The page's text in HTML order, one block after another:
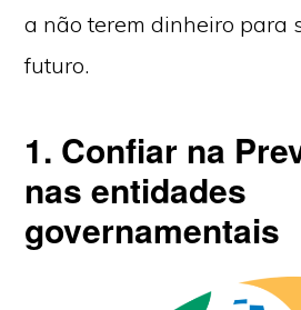
a não terem dinheiro para
futuro.
1. Confiar na
nas entidades
governamentais